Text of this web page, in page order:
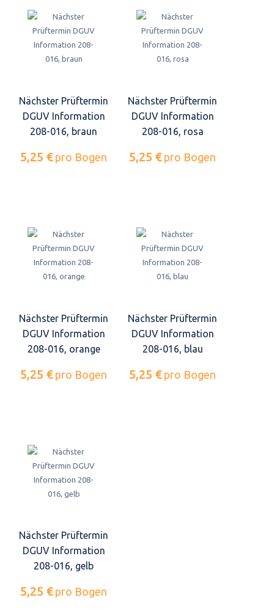
Nächster Prüftermin
DGUV Information
208-016, braun
5,25 € pro Bogen
Nächster Prüftermin
DGUV Information
208-016, rosa
5,25 € pro Bogen
Nächster Prüftermin
DGUV Information
208-016, orange
5,25 € pro Bogen
Nächster Prüftermin
DGUV Information
208-016, blau
5,25 € pro Bogen
Nächster Prüftermin
DGUV Information
208-016, gelb
5,25 € pro Bogen